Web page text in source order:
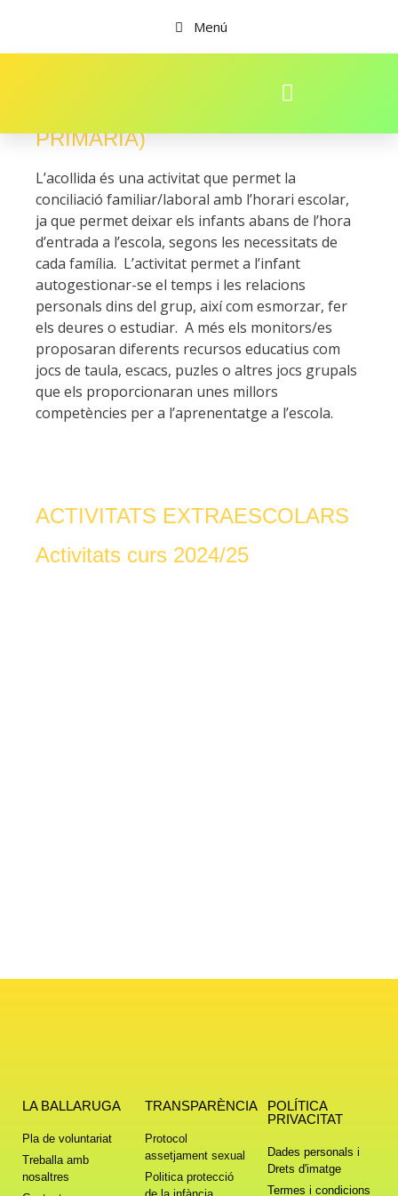
Menú
PRIMÀRIA)
L’acollida és una activitat que permet la
conciliació familiar/laboral amb l’horari escolar,
ja que permet deixar els infants abans de l’hora
d’entrada a l’escola, segons les necessitats de
cada família. L’activitat permet a l’infant
autogestionar-se el temps i les relacions
personals dins del grup, així com esmorzar, fer
els deures o estudiar. A més els monitors/es
proposaran diferents recursos educatius com
jocs de taula, escacs, puzles o altres jocs grupals
que els proporcionaran unes millors
competències per a l’aprenentatge a l’escola.
ACTIVITATS EXTRAESCOLARS
Activitats curs 2024/25
LA BALLARUGA
Pla de voluntariat
Treballa amb
nosaltres
TRANSPARÈNCIA
Protocol
assetjament sexual
Politica protecció
POLÍTICA
PRIVACITAT
Dades personals i
Drets d'imatge
Termes i condicions